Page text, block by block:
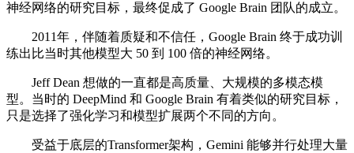
神经网络的研究目标，最终促成了 Google Brain 团队的成立。
2011年，伴随着质疑和不信任，Google Brain 终于成功训
练出比当时其他模型大 50 到 100 倍的神经网络。
Jeff Dean 想做的一直都是高质量、大规模的多模态模
型。当时的 DeepMind 和 Google Brain 有着类似的研究目标，
只是选择了强化学习和模型扩展两个不同的方向。
受益于底层的Transformer架构，Gemini 能够并行处理大量